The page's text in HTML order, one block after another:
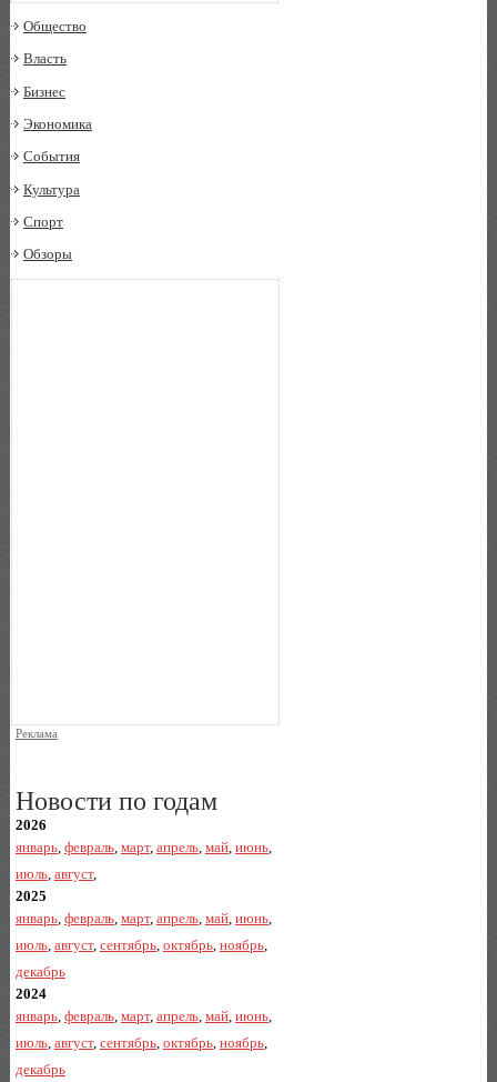
Общество
Власть
Бизнес
Экономика
События
Культура
Спорт
Обзоры
Реклама
Новости по годам
2026
январь, февраль, март, апрель, май, июнь,
июль, август,
2025
январь, февраль, март, апрель, май, июнь,
июль, август, сентябрь, октябрь, ноябрь,
декабрь
2024
январь, февраль, март, апрель, май, июнь,
июль, август, сентябрь, октябрь, ноябрь,
декабрь